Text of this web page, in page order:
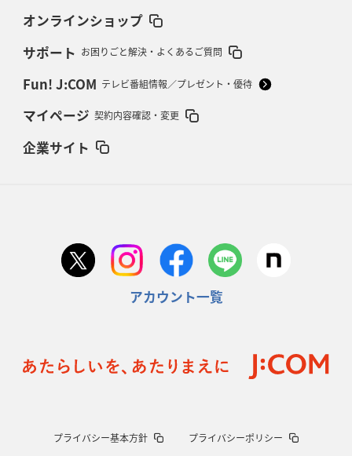
オンラインショップ
サポート お困りごと解決・よくあるご質問
Fun! J:COM テレビ番組情報／プレゼント・優待
マイページ 契約内容確認・変更
企業サイト
アカウント一覧
プライバシー基本方針
プライバシーポリシー